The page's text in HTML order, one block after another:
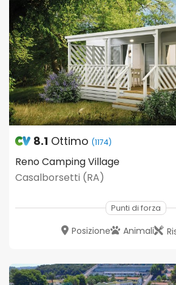
8.1 Ottimo (1174)
Reno Camping Village
Casalborsetti (RA)
Punti di forza
Posizione Animali